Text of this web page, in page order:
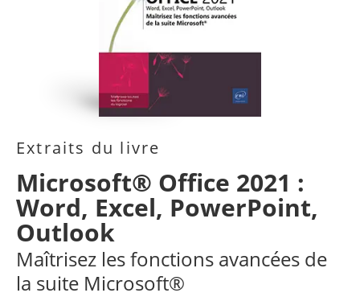
Extraits du livre
Microsoft® Office 2021 :
Word, Excel, PowerPoint,
Outlook
Maîtrisez les fonctions avancées de
la suite Microsoft®